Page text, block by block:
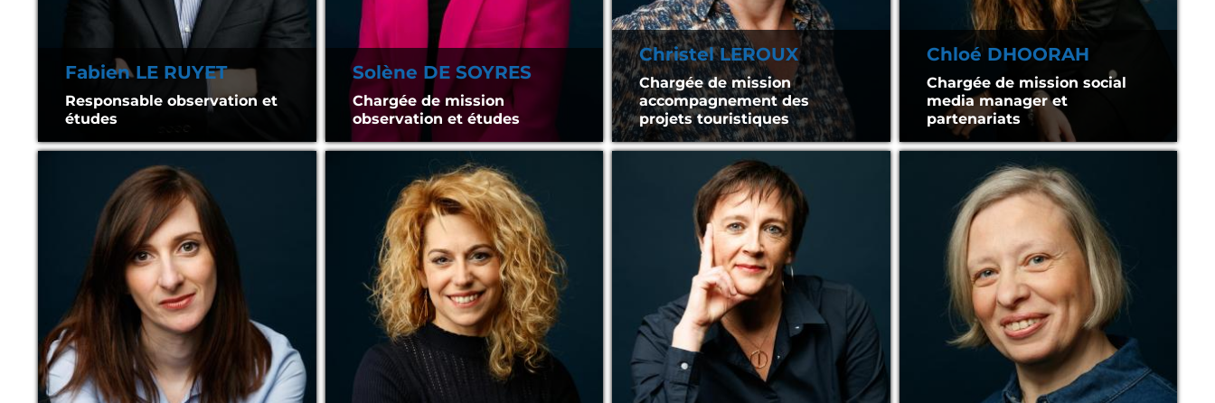
Fabien LE RUYET
Responsable observation et
études
Solène DE SOYRES
Chargée de mission
observation et études
Christel LEROUX
Chargée de mission
accompagnement des
projets touristiques
Chloé DHOORAH
Chargée de mission social
media manager et
partenariats